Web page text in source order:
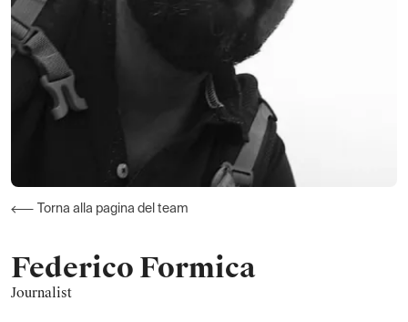
Torna alla pagina del team
Federico Formica
Journalist